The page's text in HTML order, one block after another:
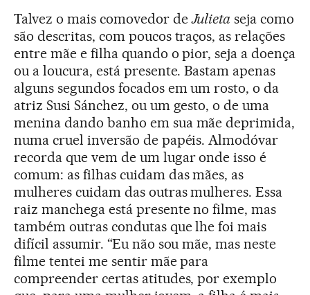
Talvez o mais comovedor deJulieta seja como
são descritas, com poucos traços, as relações
entre mãe e filha quando o pior, seja a doença
ou a loucura, está presente. Bastam apenas
alguns segundos focados em um rosto, o da
atriz Susi Sánchez, ou um gesto, o de uma
menina dando banho em sua mãe deprimida,
numa cruel inversão de papéis. Almodóvar
recorda que vem de um lugar onde isso é
comum: as filhas cuidam das mães, as
mulheres cuidam das outras mulheres. Essa
raiz manchega está presente no filme, mas
também outras condutas que lhe foi mais
difícil assumir. “Eu não sou mãe, mas neste
filme tentei me sentir mãe para
compreender certas atitudes, por exemplo